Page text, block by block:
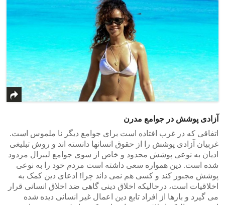
آزادی پوشش در جوامع مدرن
اتفاقی که در غرب افتاده است برای جوامع دیگر نا ملموس است.
غربیان آزادی پوشش را از حقوق انسانها دانسته اند و روش تبلیغی
ادیان به نوعی پوشش محدود و خاص از سوی جوامع لیبرال مردود
شده است. دین همواره سعی داشته است مردم خود را به نوعی
پوشش مجبور کند و کسی هم نمی داند چرا! ادعای دین کمک به
اخلاقیات است، درحالیکه اخلاق دینی گاهی ضد اخلاق انسانی قرار
می گیرد و بارها از افراد تابع دین اعمال غیر انسانی دیده شده